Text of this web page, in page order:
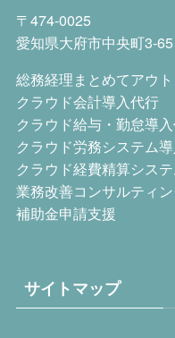
〒474-0025
愛知県大府市中央町3-65
総務経理まとめてアウ
クラウド会計導入代行
クラウド給与・勤怠導
クラウド労務システム
クラウド経費精算シス
業務改善コンサルティ
補助金申請支援
サイトマップ